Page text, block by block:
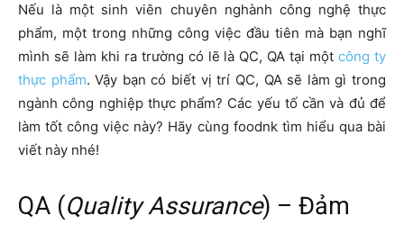
Nếu là một sinh viên chuyên nghành công nghệ thực
phẩm, một trong những công việc đầu tiên mà bạn nghĩ
mình sẽ làm khi ra trường có lẽ là QC, QA tại mộtcông ty
thực phẩm. Vậy bạn có biết vị trí QC, QA sẽ làm gì trong
ngành công nghiệp thực phẩm? Các yếu tố cần và đủ để
làm tốt công việc này? Hãy cùng foodnk tìm hiểu qua bài
viết này nhé!
QA (Quality Assurance) – Đảm